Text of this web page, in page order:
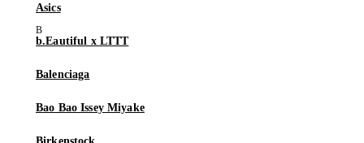
Asics
b.Eautiful x LTTT
Balenciaga
Bao Bao Issey Miyake